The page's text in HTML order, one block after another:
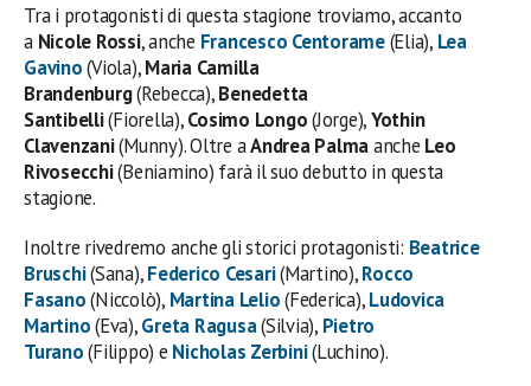
Tra i protagonisti di questa stagione troviamo, accanto
a Nicole Rossi, anche Francesco Centorame(Elia), Lea
Gavino(Viola),Maria Camilla
Brandenburg(Rebecca),Benedetta
Santibelli(Fiorella),Cosimo Longo(Jorge),Yothin
Clavenzani(Munny). Oltre aAndrea Palmaanche Leo
Rivosecchi(Beniamino) farà il suo debutto in questa
stagione.
Inoltre rivedremo anche gli storici protagonisti: Beatrice
Bruschi(Sana),Federico Cesari(Martino),Rocco
Fasano(Niccolò), Martina Lelio(Federica),Ludovica
Martino(Eva),Greta Ragusa(Silvia), Pietro
Turano(Filippo) e Nicholas Zerbini(Luchino).